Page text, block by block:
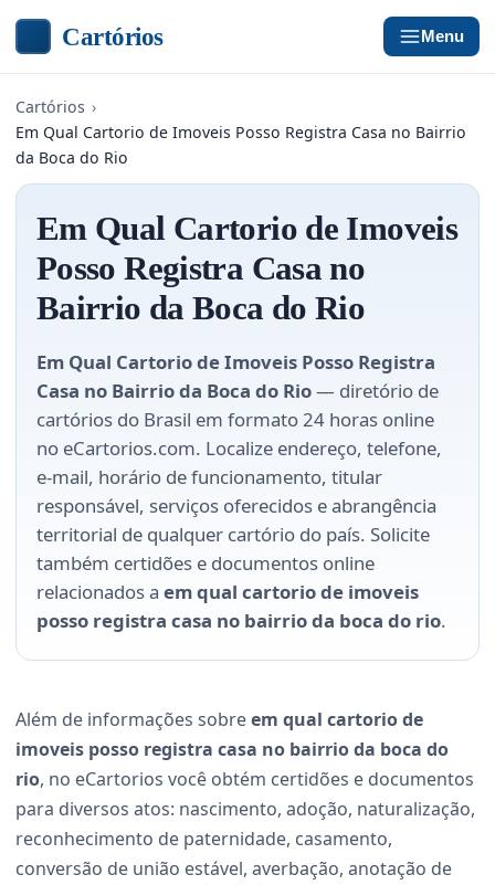
Cartórios Menu
Cartórios ›
Em Qual Cartorio de Imoveis Posso Registra Casa no Bairrio
da Boca do Rio
Em Qual Cartorio de Imoveis
Posso Registra Casa no
Bairrio da Boca do Rio
Em Qual Cartorio de Imoveis Posso Registra
Casa no Bairrio da Boca do Rio— diretório de
cartórios do Brasil em formato 24 horas online
no eCartorios.com. Localize endereço, telefone,
e-mail, horário de funcionamento, titular
responsável, serviços oferecidos e abrangência
territorial de qualquer cartório do país. Solicite
também certidões e documentos online
relacionados a em qual cartorio de imoveis
posso registra casa no bairrio da boca do rio.
Além de informações sobreem qual cartorio de
imoveis posso registra casa no bairrio da boca do
rio, no eCartorios você obtém certidões e documentos
para diversos atos: nascimento, adoção, naturalização,
reconhecimento de paternidade, casamento,
conversão de união estável, averbação, anotação de